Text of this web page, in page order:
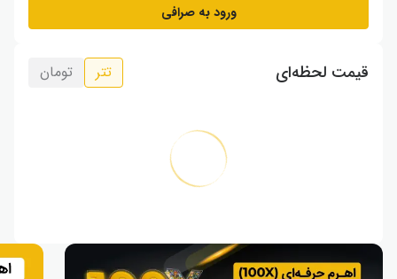
ورود به صرافی
قیمت لحظه‌ای تتر تومان